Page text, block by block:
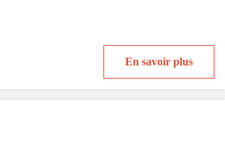
En savoir plus